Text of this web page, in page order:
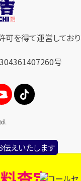
えいたします
を得て運営しており
号